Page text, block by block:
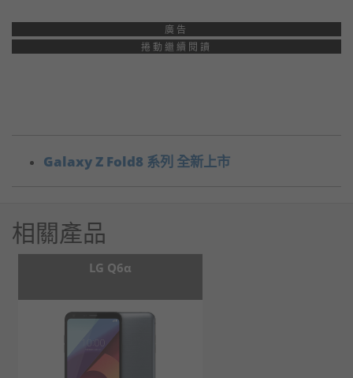
廣告
捲動繼續閱讀
Galaxy Z Fold8 系列 全新上市
相關產品
LG Q6α